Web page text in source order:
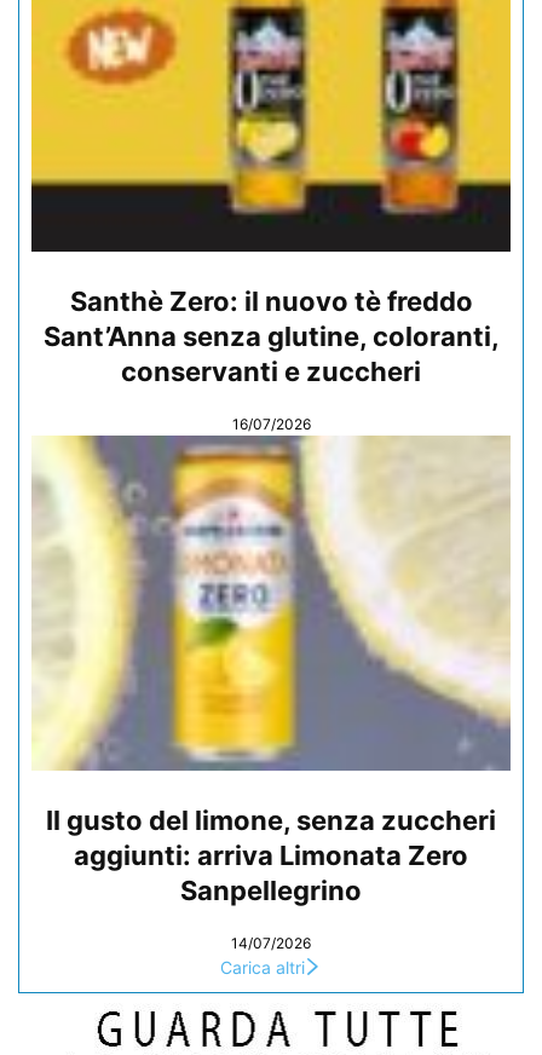
Santhè Zero: il nuovo tè freddo
Sant’Anna senza glutine, coloranti,
conservanti e zuccheri
16/07/2026
Il gusto del limone, senza zuccheri
aggiunti: arriva Limonata Zero
Sanpellegrino
14/07/2026
Carica altri